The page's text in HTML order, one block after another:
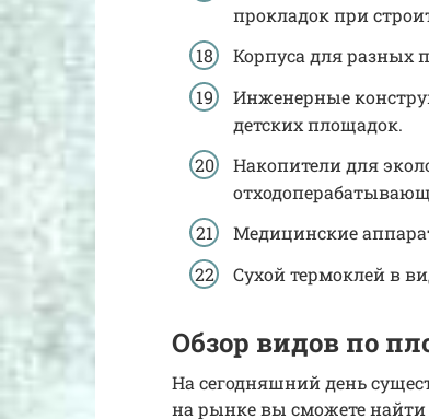
прокладок при
Корпуса для разных
Инженерные
детских площадок.
Накопители для
Медицинские
Сухой термоклей в
Обзор видов по
На сегодняшний день
на рынке вы сможете